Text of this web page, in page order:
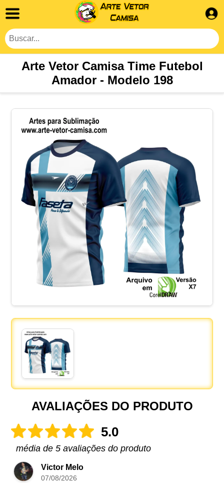
Arte Vetor Camisa Time Futebol
Amador - Modelo 198
AVALIAÇÕES DO PRODUTO
5.0
média de 5 avaliações do produto
Victor Melo
07/08/2026